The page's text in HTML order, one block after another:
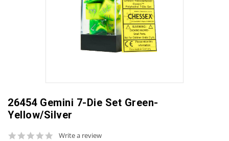
26454 Gemini 7-Die Set Green-
Yellow/Silver
0.0
Write a review